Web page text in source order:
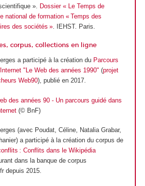
». Dossier « Le Temps de
national de formation « Temps des
des sociétés ». IEHST. Paris.
corpus, collections en ligne
a participé à la création du Parcours
"Le Web des années 1990" (projet
Web90), publié en 2017.
des années 90 - Un parcours guidé dans
(© BnF)
(avec Poudat, Céline, Natalia Grabar,
a participé à la création du corpus de
: Conflits dans le Wikipédia
dans la banque de corpus
depuis 2015.